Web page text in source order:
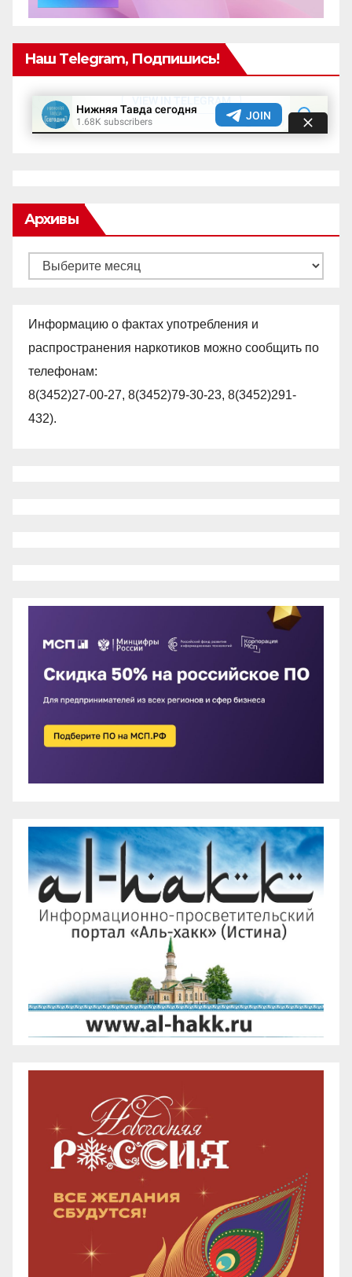
Наш Telegram, Подпишись!
Архивы
Архивы
Информацию о фактах употребления и
распространения наркотиков можно сообщить по
телефонам:
8(3452)27-00-27, 8(3452)79-30-23, 8(3452)291-
432).